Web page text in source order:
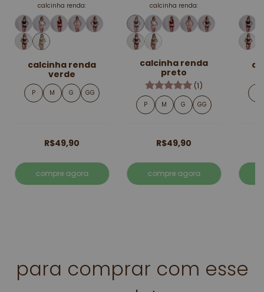
calcinha renda:
calcinha renda
verde
P M G GG
R$49,90
compre agora
calcinha renda:
calcinha renda
preto
(1)
P M G GG
R$49,90
compre agora
para comprar com esse